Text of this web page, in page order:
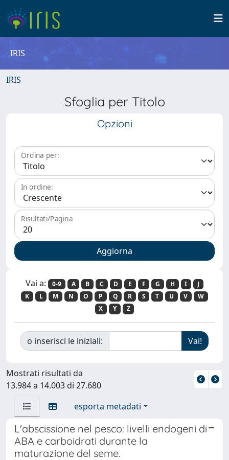
IRIS
IRIS
Sfoglia per Titolo
Opzioni
Ordina per:
In ordine:
Risultati/Pagina
Vai a: 0-9 A B C D E F G H I
J
K
L M N O P Q R S T U V
W
X
Y Z
o inserisci le iniziali:
Mostrati risultati da
13.984 a 14.003 di 27.680
esporta metadati
L'abscissione nel pesco: livelli endogeni di
ABA e carboidrati durante la
maturazione del seme.